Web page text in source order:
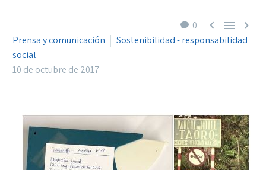
0   
Prensa y comunicación
Sostenibilidad - responsabilidad
social
10 de octubre de 2017